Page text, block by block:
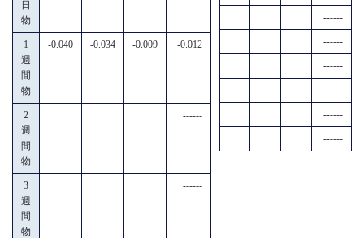
日
物
1
週
間
物
-0.040 -0.034 -0.009 -0.012
2
週
間
物
------
3
週
間
物
------
------
------
------
------
------
------